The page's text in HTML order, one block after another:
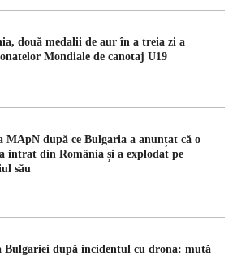
două medalii de aur în a treia zi a
Mondiale de canotaj U19
MApN după ce Bulgaria a anunțat că o
intrat din România și a explodat pe
său
Bulgariei după incidentul cu drona: mută